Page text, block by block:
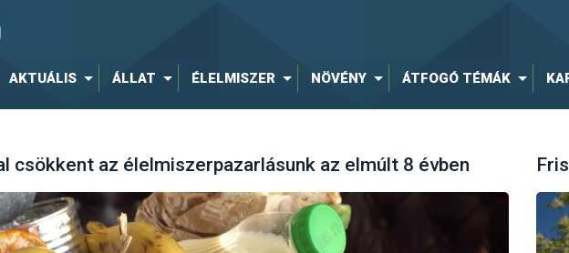
AKTUÁLIS ÁLLAT ÉLELMISZER NÖVÉNY ÁTFOGÓ TÉMÁK
csökkent az élelmiszerpazarlásunk az elmúlt 8 évben